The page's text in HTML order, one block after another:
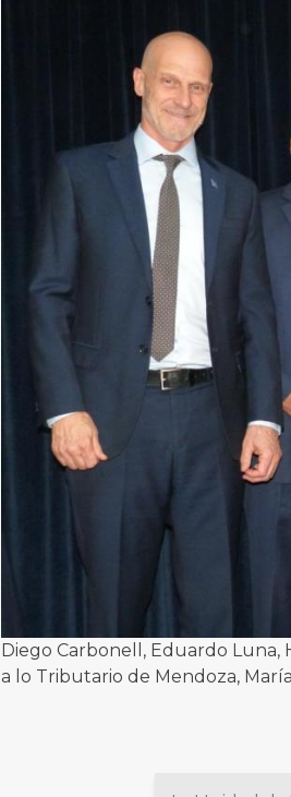
Diego Carbonell, Eduardo Luna,
a lo Tributario de Mendoza,